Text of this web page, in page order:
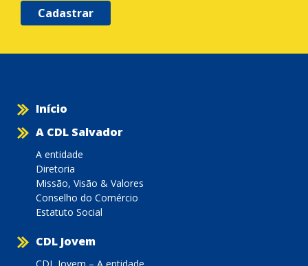
Cadastrar
Início
A CDL Salvador
A entidade
Diretoria
Missão, Visão & Valores
Conselho do Comércio
Estatuto Social
CDL Jovem
CDL Jovem – A entidade